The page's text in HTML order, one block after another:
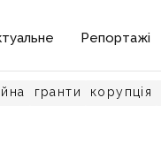
Репортажі
гранти корупція